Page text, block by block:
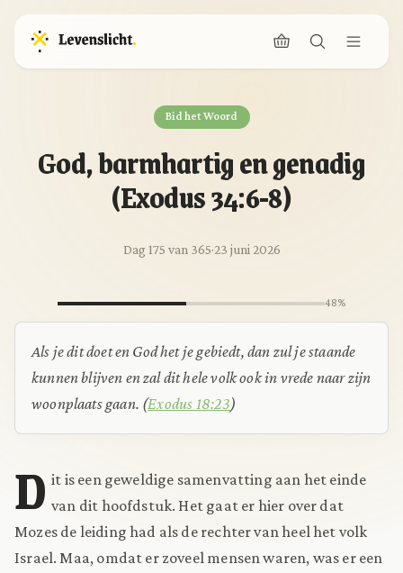
Bid het Woord
God, barmhartig en genadig
(Exodus 34:6-8)
Dag 175 van 365·23 juni 2026
48%
Als je dit doet en God het je gebiedt, dan zul je staande
kunnen blijven en zal dit hele volk ook in vrede naar zijn
woonplaats gaan. (Exodus 18:23)
D it is een geweldige samenvatting aan het einde
van dit hoofdstuk. Het gaat er hier over dat
Mozes de leiding had als de rechter van heel het volk
Israel. Maa, omdat er zoveel mensen waren, was er een